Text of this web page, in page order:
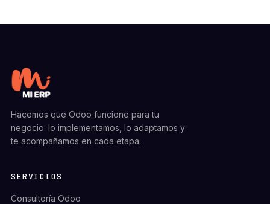
Hacemos que Odoo funcione para tu
negocio: lo implementamos, lo adaptamos y
te acompañamos en cada etapa.
SERVICIOS
Consultoría Odoo